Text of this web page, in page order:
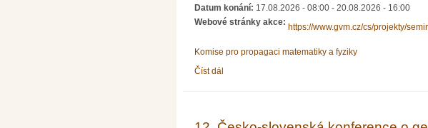
Datum konání: 17.08.2026 - 08:00 - 20.08.2026 - 16:00
Webové stránky akce:
https://www.gvm.cz/cs/projekty/
Komise pro propagaci matematiky a fyziky
Číst dál